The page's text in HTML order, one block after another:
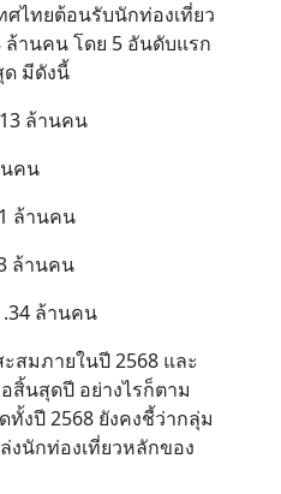
ศไทยต้อนรับนักท่องเที่ยว
ล้านคน โดย 5 อันดับแรก
ด มีดังนี้
ล้านคน
นคน
ล้านคน
ล้านคน
ล้านคน
สมภายในปี 2568 และ
สิ้นสุดปี อย่างไรก็ตาม
งปี 2568 ยังคงชี้ว่ากลุ่ม
งนักท่องเที่ยวหลักของ